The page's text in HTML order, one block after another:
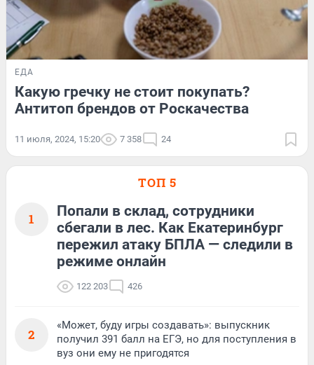
ЕДА
Какую гречку не стоит покупать?
Антитоп брендов от Роскачества
11 июля, 2024, 15:20 7 358 24
ТОП 5
1
Попали в склад, сотрудники
сбегали в лес. Как Екатеринбург
пережил атаку БПЛА — следили в
режиме онлайн
122 203 426
2
«Может, буду игры создавать»: выпускник
получил 391 балл на ЕГЭ, но для поступления в
вуз они ему не пригодятся